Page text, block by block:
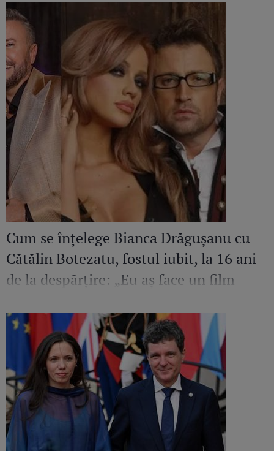
Cum se înțelege Bianca Drăgușanu cu
Cătălin Botezatu, fostul iubit, la 16 ani
de la despărțire: „Eu aș face un film
cunosc un om de calitatea aceasta”